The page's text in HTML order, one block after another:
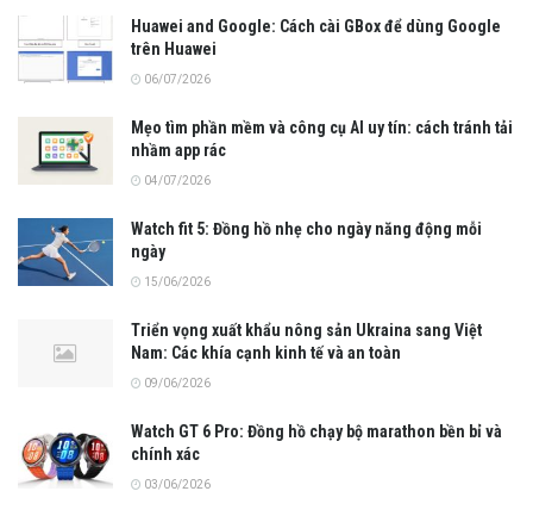
Huawei and Google: Cách cài GBox để dùng Google
trên Huawei
06/07/2026
Mẹo tìm phần mềm và công cụ AI uy tín: cách tránh tải
nhầm app rác
04/07/2026
Watch fit 5: Đồng hồ nhẹ cho ngày năng động mỗi
ngày
15/06/2026
Triển vọng xuất khẩu nông sản Ukraina sang Việt
Nam: Các khía cạnh kinh tế và an toàn
09/06/2026
Watch GT 6 Pro: Đồng hồ chạy bộ marathon bền bỉ và
chính xác
03/06/2026